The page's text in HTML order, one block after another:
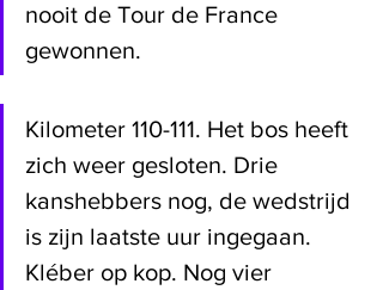
nooit de Tour de France
gewonnen.
Kilometer 110-111. Het bos heeft
zich weer gesloten. Drie
kanshebbers nog, de wedstrijd
is zijn laatste uur ingegaan.
Kléber op kop. Nog vier